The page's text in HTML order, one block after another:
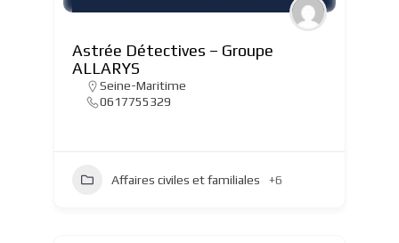
Astrée Détectives – Groupe
ALLARYS
Seine-Maritime
0617755329
Affaires civiles et familiales +6